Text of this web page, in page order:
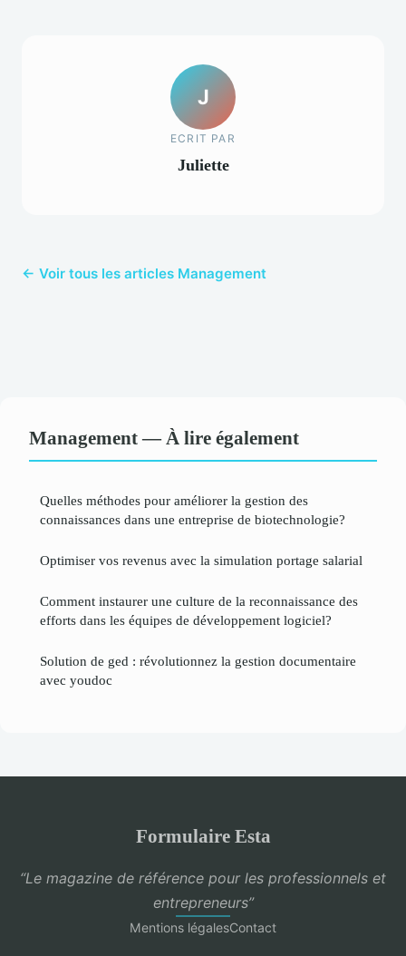
J
ECRIT PAR
Juliette
← Voir tous les articles Management
Management — À lire également
Quelles méthodes pour améliorer la gestion des
connaissances dans une entreprise de biotechnologie?
Optimiser vos revenus avec la simulation portage salarial
Comment instaurer une culture de la reconnaissance des
efforts dans les équipes de développement logiciel?
Solution de ged : révolutionnez la gestion documentaire
avec youdoc
Formulaire Esta
“Le magazine de référence pour les professionnels et
entrepreneurs”
Mentions légalesContact